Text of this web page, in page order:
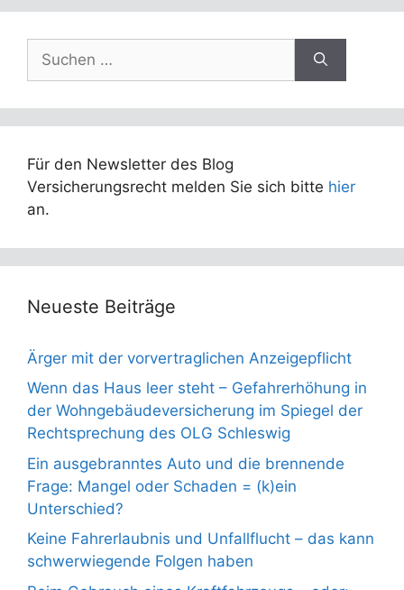
nach:
Für den Newsletter des Blog
Versicherungsrecht melden Sie sich bitte hier
an.
Neueste Beiträge
Ärger mit der vorvertraglichen Anzeigepflicht
Wenn das Haus leer steht – Gefahrerhöhung in
der Wohngebäudeversicherung im Spiegel der
Rechtsprechung des OLG Schleswig
Ein ausgebranntes Auto und die brennende
Frage: Mangel oder Schaden = (k)ein
Unterschied?
Keine Fahrerlaubnis und Unfallflucht – das kann
schwerwiegende Folgen haben